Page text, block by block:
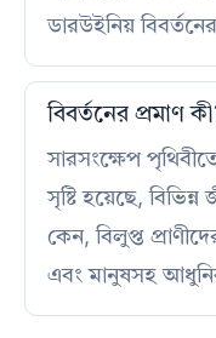
ডারউইনিয়
বিবর্তনের প্রমাণ
সারসংক্ষেপ
সৃষ্টি হয়েছে,
কেন, বিলুপ্ত
এবং মানুষসহ